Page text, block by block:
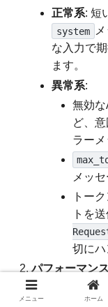
正常系: 短
system
な入力で
ます。
異常系:
無効
ど、
ラーメ
メッ
トー
トを送
切にハ
パフォーマン
レスポン
メニュー ホーム